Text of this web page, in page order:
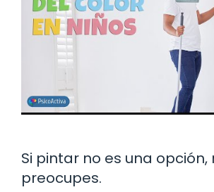
Si pintar no es una opción,
preocupes.